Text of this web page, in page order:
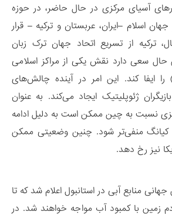
آسیای مرکزی در حال حاضر، در حوزه
اسلام –ایران، عربستان و ترکیه – قرار
ترکیه از تسریع اتحاد جهان ترک زبان
سعی دارد نقش یکی از مراکز اسلامی
را ایفا کند. این امر در آینده چالش‌های
ژئوپلیتیک ایجاد می‌کند. به عنوان
نسبت به چین ممکن است به دلیل ادامه
منفی‌تر شود. چنین وضعیتی ممکن
نیز رخ دهد.
در انجمن جهانی منابع آبی در استانبول اعلام شد که تا
مردم زمین با کمبود آب مواجه خواهند شد. در